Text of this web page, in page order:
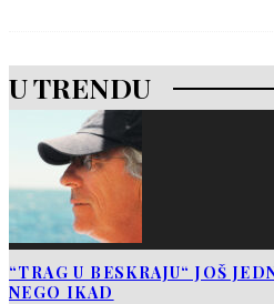
U TRENDU
“TRAG U BESKRAJU“ JOŠ
NEGO IKAD